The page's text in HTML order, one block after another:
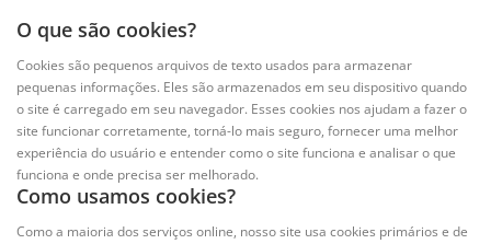
O que são cookies?
Cookies são pequenos arquivos de texto usados para armazenar
pequenas informações. Eles são armazenados em seu dispositivo quando
o site é carregado em seu navegador. Esses cookies nos ajudam a fazer o
site funcionar corretamente, torná-lo mais seguro, fornecer uma melhor
experiência do usuário e entender como o site funciona e analisar o que
funciona e onde precisa ser melhorado.
Como usamos cookies?
Como a maioria dos serviços online, nosso site usa cookies primários e de